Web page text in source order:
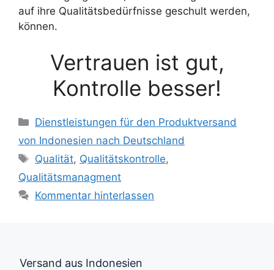
auf ihre Qualitätsbedürfnisse geschult werden,
können.
Vertrauen ist gut,
Kontrolle besser!
Dienstleistungen für den Produktversand
von Indonesien nach Deutschland
Qualität, Qualitätskontrolle,
Qualitätsmanagment
Kommentar hinterlassen
Versand aus Indonesien